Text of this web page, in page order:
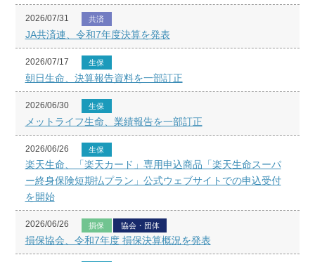
2026/07/31 共済
JA共済連、令和7年度決算を発表
2026/07/17 生保
朝日生命、決算報告資料を一部訂正
2026/06/30 生保
メットライフ生命、業績報告を一部訂正
2026/06/26 生保
楽天生命、「楽天カード」専用申込商品「楽天生命スーパ
ー終身保険短期払プラン」公式ウェブサイトでの申込受付
を開始
2026/06/26 損保 協会・団体
損保協会、令和7年度 損保決算概況を発表